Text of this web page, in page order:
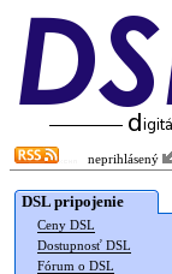
neprihlásený
DSL pripojenie
Ceny DSL
Dostupnosť DSL
Fórum o DSL